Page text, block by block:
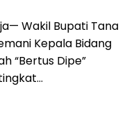
Wakil Bupati Tana
Kepala Bidang
“Bertus Dipe”